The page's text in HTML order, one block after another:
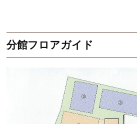
分館フロアガイド